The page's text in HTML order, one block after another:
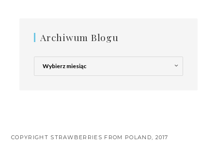
Archiwum Blogu
Archiwum
Blogu
COPYRIGHT STRAWBERRIES FROM POLAND, 2017